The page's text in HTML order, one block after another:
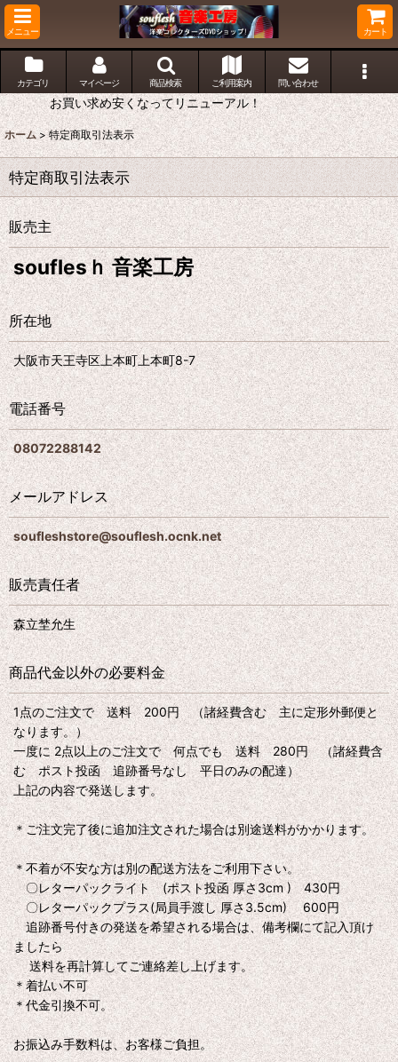
メニュー カート
カテゴリ マイページ 商品検索 ご利用案内 問い合わせ
お買い求め安くなってリニューアル！
ホーム > 特定商取引法表示
特定商取引法表示
販売主
souflesｈ 音楽工房
所在地
大阪市天王寺区上本町上本町8-7
電話番号
08072288142
メールアドレス
soufleshstore@souflesh.ocnk.net
販売責任者
森立埜允生
商品代金以外の必要料金
1点のご注文で 送料 200円 （諸経費含む 主に定形外郵便と
なります。）
一度に 2点以上のご注文で 何点でも 送料 280円 （諸経費含
む ポスト投函 追跡番号なし 平日のみの配達）
上記の内容で発送します。
＊ご注文完了後に追加注文された場合は別途送料がかかります。
＊不着が不安な方は別の配送方法をご利用下さい。
〇レターパックライト (ポスト投函 厚さ3cm ) 430円
〇レターパックプラス(局員手渡し 厚さ3.5cm) 600円
追跡番号付きの発送を希望される場合は、備考欄にて記入頂け
ましたら
送料を再計算してご連絡差し上げます。
＊着払い不可
＊代金引換不可。
お振込み手数料は、お客様ご負担。